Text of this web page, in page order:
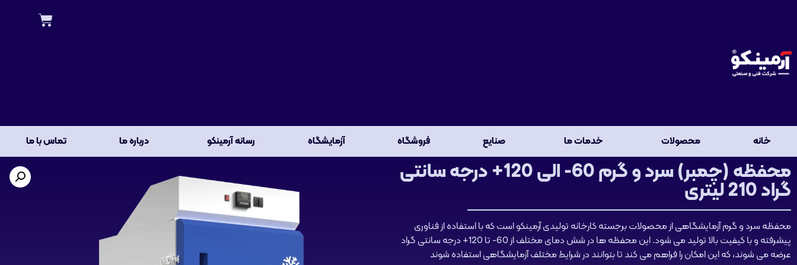
خانه محصولات خدمات ما صنایع فروشگاه آزمایشگاه رسانه آرمینکو درباره ما تماس با ما
محفظه (چمبر) سرد و گرم 60- الی 120+ درجه سانتی
گراد 210 لیتری
محفظه سرد و گرم آزمایشگاهی از محصولات برجسته کارخانه تولیدی آرمینکو است که با استفاده از فناوری
پیشرفته و با کیفیت بالا تولید می شود. این محفظه ها در شش دمای مختلف از 60- تا 120+ درجه سانتی گراد
عرضه می شوند، که این امکان را فراهم می کند تا بتوانند در شرایط مختلف آزمایشگاهی استفاده شوند